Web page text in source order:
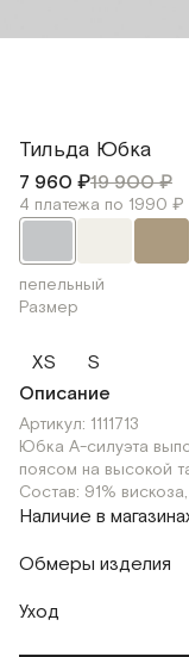
Тильда Юбка
7 960 ₽19 900 ₽
4 платежа по 1990 ₽
пепельный
Размер
XS
S
Описание
Артикул: 1111713
Юбка А-силуэта
поясом на высокой
Состав: 91%
Наличие в
г. Москва, Малая
Обмеры изделия
Уход